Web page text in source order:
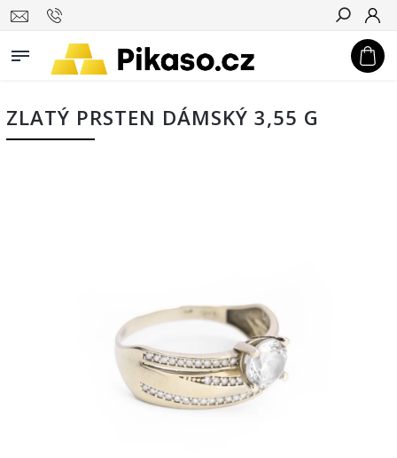
Hledat
ZLATÝ PRSTEN DÁMSKÝ 3,55 G